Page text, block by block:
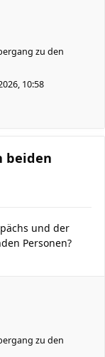
zu den
10:58
beiden
und der
Personen?
zu den